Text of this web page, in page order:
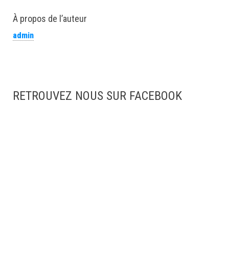
À propos de l’auteur
admin
RETROUVEZ NOUS SUR FACEBOOK